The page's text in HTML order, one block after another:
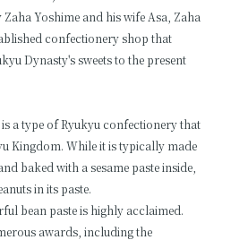
Yoshime and his wife Asa, Zaha
confectionery shop that
Dynasty's sweets to the present
a type of Ryukyu confectionery that
Kingdom. While it is typically made
baked with a sesame paste inside,
in its paste.
bean paste is highly acclaimed.
awards, including the